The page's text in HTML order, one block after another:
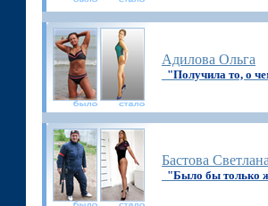
Адилова Ольга
"Получила то, о
Бастова
"Было бы только